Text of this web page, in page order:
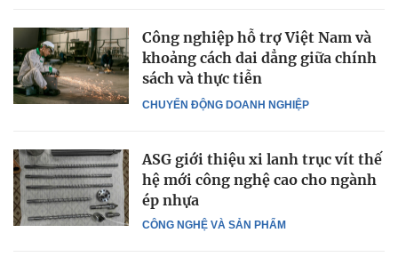
CHUYỂN ĐỘNG DOANH NGHIỆP
Công nghiệp hỗ trợ Việt Nam và
khoảng cách dai dẳng giữa chính
sách và thực tiễn
CÔNG NGHỆ VÀ SẢN PHẨM
ASG giới thiệu xi lanh trục vít thế
hệ mới công nghệ cao cho ngành
ép nhựa